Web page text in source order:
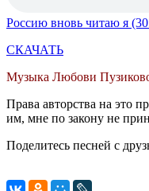
Россию вновь читаю я
СКАЧАТЬ
Музыка Любови
Права авторства на это
им, мне по закону не
Поделитесь песней с